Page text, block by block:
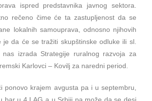
ispred predstavnika javnog sektora.
rečeno čime će ta zastupljenost da se
lokalnih samouprava, odnosno njihovih
je da će se tražiti skupštinske odluke ili sl.
nas izrada Strategije ruralnog razvoja za
Karlovci – Kovilj za naredni period.
ponovo krajem avgusta pa i u septembru,